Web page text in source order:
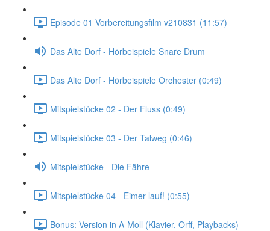
Episode 01 Vorbereitungsfilm v210831 (11:57)
Das Alte Dorf - Hörbeispiele Snare Drum
Das Alte Dorf - Hörbeispiele Orchester (0:49)
Mitspielstücke 02 - Der Fluss (0:49)
Mitspielstücke 03 - Der Talweg (0:46)
Mitspielstücke - Die Fähre
Mitspielstücke 04 - Eimer lauf! (0:55)
Bonus: Version in A-Moll (Klavier, Orff, Playbacks)